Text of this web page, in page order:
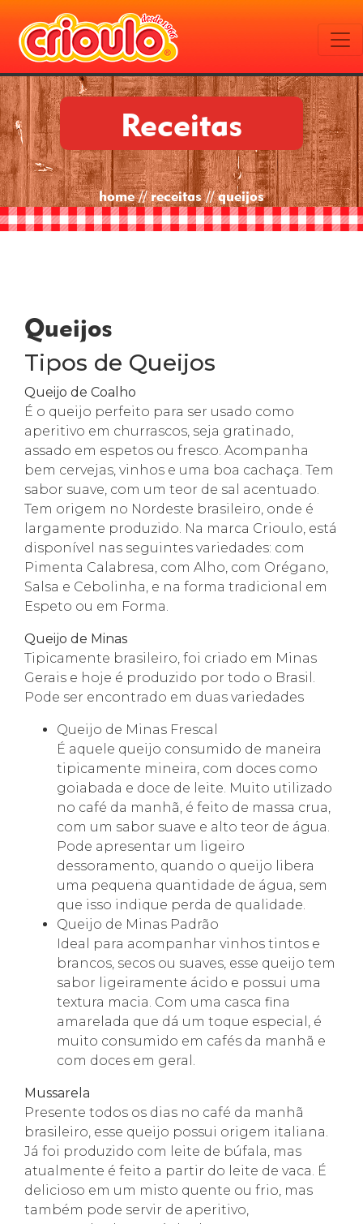
Receitas
home // receitas // queijos
Queijos
Tipos de Queijos
Queijo de Coalho
É o queijo perfeito para ser usado como
aperitivo em churrascos, seja gratinado,
assado em espetos ou fresco. Acompanha
bem cervejas, vinhos e uma boa cachaça. Tem
sabor suave, com um teor de sal acentuado.
Tem origem no Nordeste brasileiro, onde é
largamente produzido. Na marca Crioulo, está
disponível nas seguintes variedades: com
Pimenta Calabresa, com Alho, com Orégano,
Salsa e Cebolinha, e na forma tradicional em
Espeto ou em Forma.
Queijo de Minas
Tipicamente brasileiro, foi criado em Minas
Gerais e hoje é produzido por todo o Brasil.
Pode ser encontrado em duas variedades
Queijo de Minas Frescal
É aquele queijo consumido de maneira
tipicamente mineira, com doces como
goiabada e doce de leite. Muito utilizado
no café da manhã, é feito de massa crua,
com um sabor suave e alto teor de água.
Pode apresentar um ligeiro
dessoramento, quando o queijo libera
uma pequena quantidade de água, sem
que isso indique perda de qualidade.
Queijo de Minas Padrão
Ideal para acompanhar vinhos tintos e
brancos, secos ou suaves, esse queijo tem
sabor ligeiramente ácido e possui uma
textura macia. Com uma casca fina
amarelada que dá um toque especial, é
muito consumido em cafés da manhã e
com doces em geral.
Mussarela
Presente todos os dias no café da manhã
brasileiro, esse queijo possui origem italiana.
Já foi produzido com leite de búfala, mas
atualmente é feito a partir do leite de vaca. É
delicioso em um misto quente ou frio, mas
também pode servir de aperitivo,